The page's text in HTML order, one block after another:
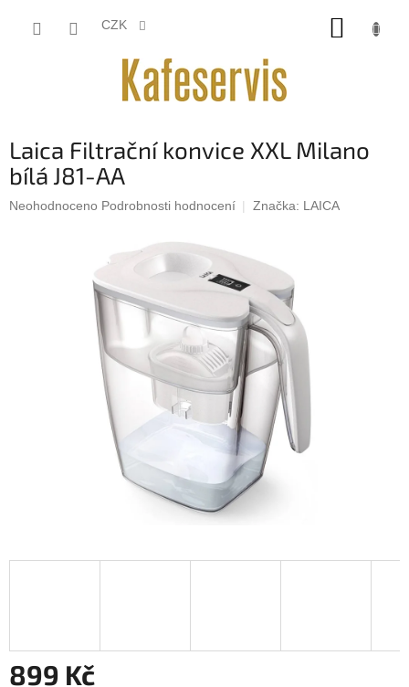
CZK
Laica Filtrační konvice XXL Milano
bílá J81-AA
Průměrné
Neohodnoceno Podrobnosti hodnocení Značka: LAICA
899 Kč